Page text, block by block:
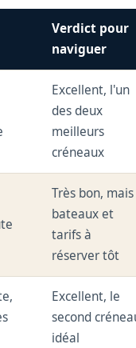
Verdict pour
naviguer
Excellent, l'un
des deux
meilleurs
créneaux
Très bon, mais
bateaux et
tarifs à
réserver tôt
Excellent, le
second
idéal